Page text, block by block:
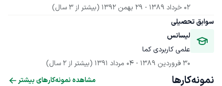
02 خرداد 1389
- 29 بهمن 1392
(بیشتر از 3 سال)
سوابق تحصیلی
لیسانس
علمی کاربردی کما
30 فروردین 1389
- 04 مرداد 1391 (بیشتر از 2 سال)
نمونه‌کارها مشاهده نمونه‌کارهای بیشتر